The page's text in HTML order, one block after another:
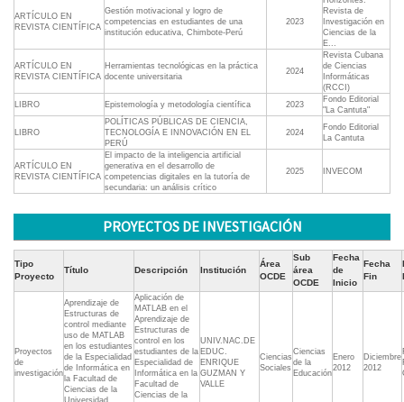
ARTÍCULO EN
REVISTA CIENTÍFICA
Gestión motivacional y logro de
competencias en estudiantes de una
institución educativa, Chimbote-Perú
2023
Revista de
Investigación en
Ciencias de la
E...
ARTÍCULO EN
REVISTA CIENTÍFICA
Herramientas tecnológicas en la práctica
docente universitaria
2024
Revista Cubana
de Ciencias
Informáticas
(RCCI)
LIBRO
Epistemología y metodología científica 2023
Fondo Editorial
"La Cantuta"
LIBRO
POLÍTICAS PÚBLICAS DE CIENCIA,
TECNOLOGÍA E INNOVACIÓN EN EL
PERÚ
2024
Fondo Editorial
La Cantuta
ARTÍCULO EN
REVISTA CIENTÍFICA
El impacto de la inteligencia artificial
generativa en el desarrollo de
competencias digitales en la tutoría de
secundaria: un análisis crítico
2025 INVECOM
PROYECTOS DE INVESTIGACIÓN
Tipo
Proyecto
Título Descripción Institución
Área
OCDE
Sub
área
OCDE
Fecha
de
Inicio
Fecha
Fin
Proyectos
de
investigación
Aprendizaje de
Estructuras de
control mediante
uso de MATLAB
en los estudiantes
de la Especialidad
de Informática en
la Facultad de
Ciencias de la
Universidad
Aplicación de
MATLAB en el
Aprendizaje de
Estructuras de
control en los
estudiantes de la
Especialidad de
Informática en la
Facultad de
Ciencias de la
UNIV.NAC.DE
EDUC.
ENRIQUE
GUZMAN Y
VALLE
Ciencias
Sociales
Ciencias
de la
Educación
Enero
2012
Diciembre
2012